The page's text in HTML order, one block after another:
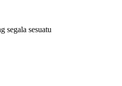
segala sesuatu